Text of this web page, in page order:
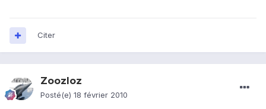
Citer
Zoozloz
Posté(e) 18 février 2010